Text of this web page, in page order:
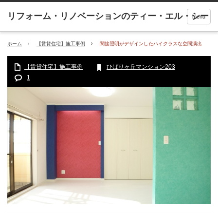
menu
ホーム 【賃貸住宅】施工事例 関接照明がデザインしたハイクラスな空間演出
【賃貸住宅】施工事例
ひばりヶ丘マンション203
1